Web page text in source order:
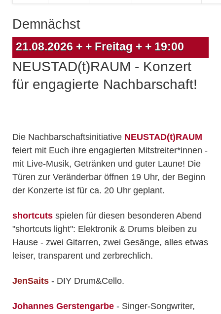
Demnächst
21.08.2026 + + Freitag + + 19:00
NEUSTAD(t)RAUM - Konzert
für engagierte Nachbarschaft!
Die Nachbarschaftsinitiative NEUSTAD(t)RAUM
feiert mit Euch ihre engagierten Mitstreiter*innen -
mit Live-Musik, Getränken und guter Laune! Die
Türen zur Veränderbar öffnen 19 Uhr, der Beginn
der Konzerte ist für ca. 20 Uhr geplant.
shortcutsspielen für diesen besonderen Abend
"shortcuts light": Elektronik & Drums bleiben zu
Hause - zwei Gitarren, zwei Gesänge, alles etwas
leiser, transparent und zerbrechlich.
JenSaits- DIY Drum&Cello.
Johannes Gerstengarbe- Singer-Songwriter,